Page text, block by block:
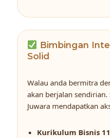
Bimbingan
Solid
Walau anda bermitra
akan berjalan
Juwara mendapatkan
Kurikulum Bisnis